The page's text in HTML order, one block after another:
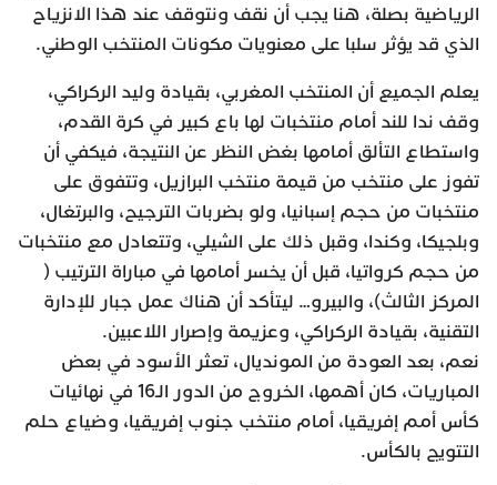
الرياضية بصلة، هنا يجب أن نقف ونتوقف عند هذا الانزياح
الذي قد يؤثر سلبا على معنويات مكونات المنتخب الوطني.
يعلم الجميع أن المنتخب المغربي، بقيادة وليد الركراكي،
وقف ندا للند أمام منتخبات لها باع كبير في كرة القدم،
واستطاع التألق أمامها بغض النظر عن النتيجة، فيكفي أن
تفوز على منتخب من قيمة منتخب البرازيل، وتتفوق على
منتخبات من حجم إسبانيا، ولو بضربات الترجيح، والبرتغال،
وبلجيكا، وكندا، وقبل ذلك على الشيلي، وتتعادل مع منتخبات
من حجم كرواتيا، قبل أن يخسر أمامها في مباراة الترتيب (
المركز الثالث)، والبيرو… ليتأكد أن هناك عمل جبار للإدارة
التقنية، بقيادة الركراكي، وعزيمة وإصرار اللاعبين.
نعم، بعد العودة من المونديال، تعثر الأسود في بعض
المباريات، كان أهمها، الخروج من الدور الـ16 في نهائيات
كأس أمم إفريقيا، أمام منتخب جنوب إفريقيا، وضياع حلم
التتويج بالكأس.